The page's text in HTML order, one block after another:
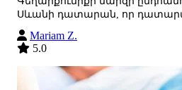
Սևանի դատարան, որ
Mariam Z.
5.0